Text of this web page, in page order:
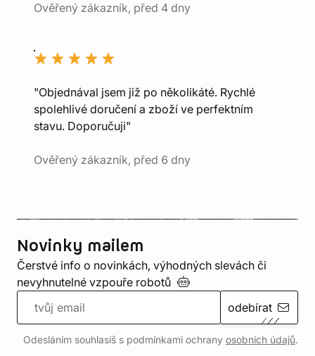
Ověřený zákazník, před 4 dny
"Objednával jsem již po několikáté. Rychlé
spolehlivé doručení a zboží ve perfektním
stavu. Doporučuji"
Ověřený zákazník, před 6 dny
Novinky mailem
Čerstvé info o novinkách, výhodných slevách či
nevyhnutelné vzpouře robotů
odebírat
Odesláním souhlasíš s podmínkami ochrany osobních údajů.